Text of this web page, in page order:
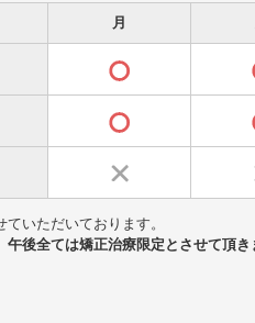
月
いただいております。
後全ては矯正治療限定とさせて頂き